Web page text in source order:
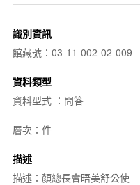
識別資訊
館藏號：03-11-002-02-009
資料類型
資料型式 ：問答
層次：件
描述
描述：顏總長會晤美舒公使